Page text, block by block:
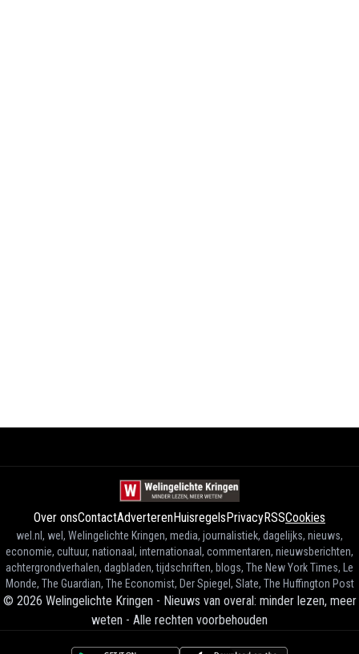
Over onsContactAdverterenHuisregelsPrivacyRSSCookies
wel.nl, wel, Welingelichte Kringen, media, journalistiek, dagelijks, nieuws,
economie, cultuur, nationaal, internationaal, commentaren, nieuwsberichten,
achtergrondverhalen, dagbladen, tijdschriften, blogs, The New York Times, Le
Monde, The Guardian, The Economist, Der Spiegel, Slate, The Huffington Post
© 2026 Welingelichte Kringen - Nieuws van overal: minder lezen, meer
weten - Alle rechten voorbehouden